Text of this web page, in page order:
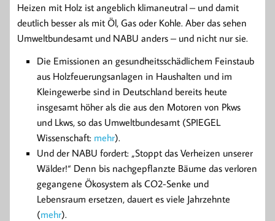
Heizen mit Holz ist angeblich klimaneutral – und damit
deutlich besser als mit Öl, Gas oder Kohle. Aber das sehen
Umweltbundesamt und NABU anders – und nicht nur sie.
Die Emissionen an gesundheitsschädlichem Feinstaub
aus Holzfeuerungsanlagen in Haushalten und im
Kleingewerbe sind in Deutschland bereits heute
insgesamt höher als die aus den Motoren von Pkws
und Lkws, so das Umweltbundesamt (SPIEGEL
Wissenschaft: mehr).
Und der NABU fordert: „Stoppt das Verheizen unserer
Wälder!“ Denn bis nachgepflanzte Bäume das verloren
gegangene Ökosystem als CO2-Senke und
Lebensraum ersetzen, dauert es viele Jahrzehnte
(mehr).